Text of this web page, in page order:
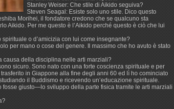
Stanley Weiser: Che stile di Aikido seguiva?
Steven Seagal: Esiste solo uno stile. Dico questo
Morihei, il fondatore credono che se qualcuno sta
Aikido. Per me questo è l’Aikido perché questo è ciò che lui
o d’amicizia con lui come insegnante?
per mano o cose del genere. Il massimo che ho avuto è stato
causa della disciplina nelle arti marziali?
sicuro. Sono nato con una forte coscienza spirituale e per
in Giappone alla fine degli anni 60 ed lì ho cominciato
il Buddismo e ricevendo un’educazione spirituale.
giusto—lo sviluppo della parte fisica tramite le arti marziali